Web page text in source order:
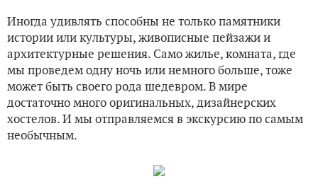
Иногда удивлять способны не только памятники
истории или культуры, живописные пейзажи и
архитектурные решения. Само жилье, комната, где
мы проведем одну ночь или немного больше, тоже
может быть своего рода шедевром. В мире
достаточно много оригинальных, дизайнерских
хостелов. И мы отправляемся в экскурсию по самым
необычным.